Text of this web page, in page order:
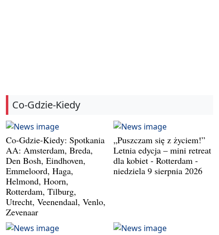
Co-Gdzie-Kiedy
Co-Gdzie-Kiedy: Spotkania
AA: Amsterdam, Breda,
Den Bosh, Eindhoven,
Emmeloord, Haga,
Helmond, Hoorn,
Rotterdam, Tilburg,
Utrecht, Veenendaal, Venlo,
Zevenaar
„Puszczam się z życiem!”
Letnia edycja – mini retreat
dla kobiet - Rotterdam -
niedziela 9 sierpnia 2026